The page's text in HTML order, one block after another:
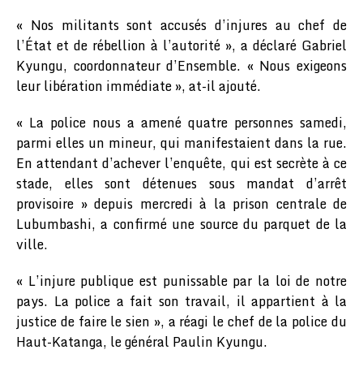
« Nos militants sont accusés d’injures au chef de
l’État et de rébellion à l’autorité », a déclaré Gabriel
Kyungu, coordonnateur d’Ensemble. « Nous exigeons
leur libération immédiate », at-il ajouté.
« La police nous a amené quatre personnes samedi,
parmi elles un mineur, qui manifestaient dans la rue.
En attendant d’achever l’enquête, qui est secrète à ce
stade, elles sont détenues sous mandat d’arrêt
provisoire » depuis mercredi à la prison centrale de
Lubumbashi, a confirmé une source du parquet de la
ville.
« L’injure publique est punissable par la loi de notre
pays. La police a fait son travail, il appartient à la
justice de faire le sien », a réagi le chef de la police du
Haut-Katanga, le général Paulin Kyungu.